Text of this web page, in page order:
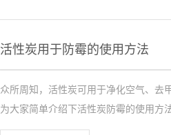
活性炭用于防霉的使用方法
众所周知，活性炭可用于净化空气、去
为大家简单介绍下活性炭防霉的使用方